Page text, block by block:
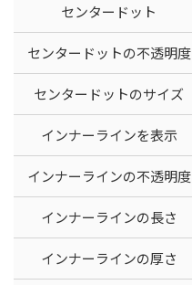
センタードット
センタードットの不透明度
センタードットのサイズ
インナーラインを表示
インナーラインの不透明度
インナーラインの長さ
インナーラインの厚さ